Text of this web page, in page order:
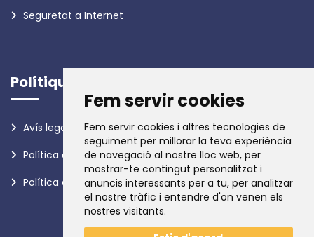
Fem servir cookies
Fem servir cookies i altres tecnologies de
seguiment per millorar la teva experiència
de navegació al nostre lloc web, per
mostrar-te contingut personalitzat i
anuncis interessants per a tu, per analitzar
el nostre tràfic i entendre d'on venen els
nostres visitants.
Seguretat a Internet
Polítiques
Avís legal
Política de privadesa
Política de galetes